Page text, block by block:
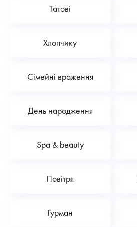
Татові
Хлопчику
Сімейні враження
День народження
Spa & beauty
Повітря
Гурман